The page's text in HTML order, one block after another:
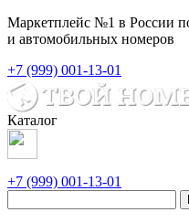
Маркетплейс №1 в России
и автомобильных номеров
+7 (999) 001-13-01
Каталог
+7 (999) 001-13-01